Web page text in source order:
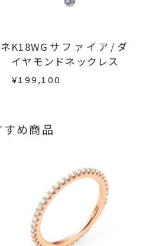
ら2営業日以内にメールに
せていただきます。
7日間以内に、お電話また
よりご連絡ください。
社にて負担いたしますの
ださい。
K18WGサファイア/ダ
イヤモンドネックレス
¥199,100
すめ商品